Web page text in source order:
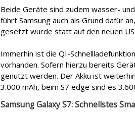
Beide Geräte sind zudem wasser-
führt Samsung auch als Grund dafür
gesetzt wurde statt auf den neuen
Immerhin ist die QI-
vorhanden. Sofern hierzu bereits
genutzt werden. Der Akku ist
3.000 mAh, beim S7 edge sind es
Samsung Galaxy S7: Schnellstes